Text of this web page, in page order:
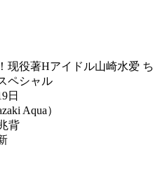
现役著Hアイドル山崎水爱 ち
ペシャル
日
Aqua）
背